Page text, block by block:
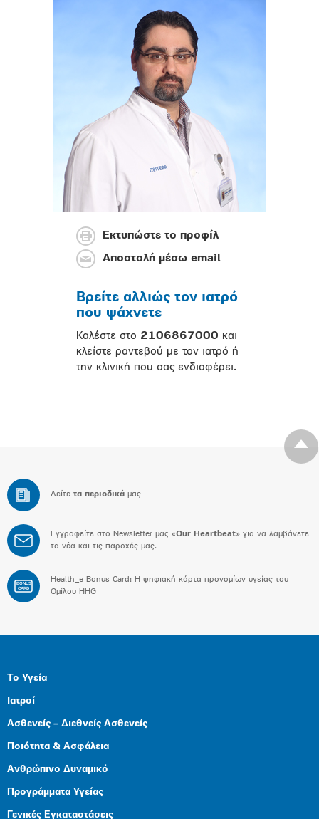
Εκτυπώστε το προφίλ
Αποστολή μέσω email
Βρείτε αλλιώς τον ιατρό
που ψάχνετε
Καλέστε στο 2106867000 και
κλείστε ραντεβού με τον ιατρό ή
την κλινική που σας ενδιαφέρει.
Δείτε τα περιοδικά μας
Εγγραφείτε στο Newsletter μας «Our Heartbeat» για να λαμβάνετε
τα νέα και τις παροχές μας.
BONUS
CARD
Health_e Bonus Card: H ψηφιακή κάρτα προνομίων υγείας του
Ομίλου HHG
Το Υγεία
Ιατροί
Ασθενείς – Διεθνείς Ασθενείς
Ποιότητα & Ασφάλεια
Ανθρώπινο Δυναμικό
Προγράμματα Υγείας
Γενικές Εγκαταστάσεις